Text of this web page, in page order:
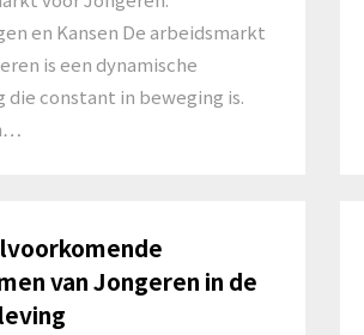
en Kansen De arbeidsmarkt
is een dynamische
die constant in beweging is.
van Jongeren in de